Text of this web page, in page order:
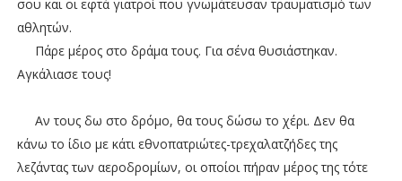
σου και οι εφτά γιατροί που γνωμάτευσαν τραυματισμό των
αθλητών.
Πάρε μέρος στο δράμα τους. Για σένα θυσιάστηκαν.
Αγκάλιασε τους!
Αν τους δω στο δρόμο, θα τους δώσω το χέρι. Δεν θα
κάνω το ίδιο με κάτι εθνοπατριώτες-τρεχαλατζήδες της
λεζάντας των αεροδρομίων, οι οποίοι πήραν μέρος της τότε